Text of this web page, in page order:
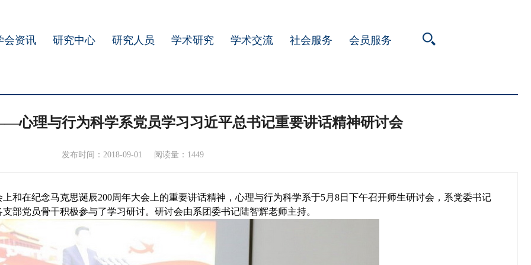
会资讯 研究中心 研究人员 学术研究 学术交流 社会服务 会员服务
心理与行为科学系党员学习习近平总书记重要讲话精神研讨会
发布时间：2018-09-01 阅读量：1449
和在纪念马克思诞辰200周年大会上的重要讲话精神，心理与行为科学系于5月8日下午召开师生研讨会，系党委书记
部党员骨干积极参与了学习研讨。研讨会由系团委书记陆智辉老师主持。